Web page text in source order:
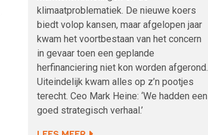
klimaatproblematiek. De nieuwe koers
biedt volop kansen, maar afgelopen jaar
kwam het voortbestaan van het concern
in gevaar toen een geplande
herfinanciering niet kon worden afgerond.
Uiteindelijk kwam alles op z’n pootjes
terecht. Ceo Mark Heine: ‘We hadden een
goed strategisch verhaal.’